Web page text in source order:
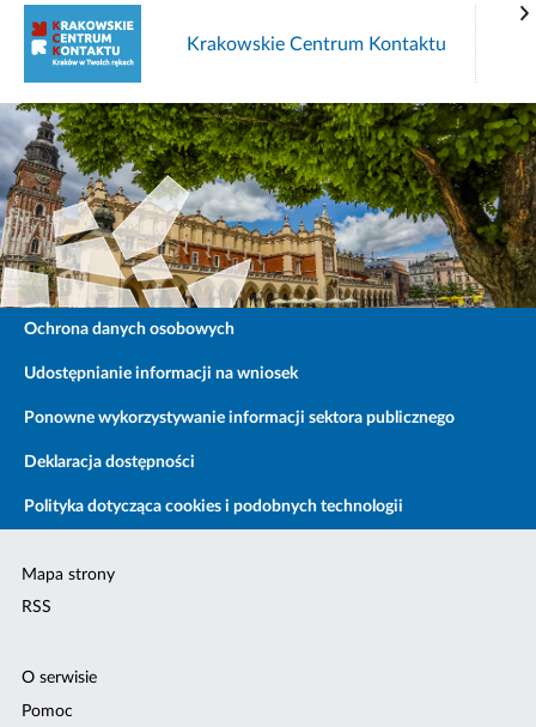
Krakowskie Centrum Kontaktu
Ochrona danych osobowych
Udostępnianie informacji na wniosek
Ponowne wykorzystywanie informacji sektora publicznego
Deklaracja dostępności
Polityka dotycząca cookies i podobnych technologii
Mapa strony
RSS
O serwisie
Pomoc